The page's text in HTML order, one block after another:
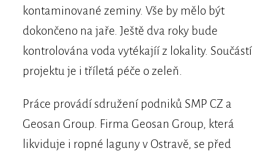
kontaminované zeminy. Vše by mělo být
dokončeno na jaře. Ještě dva roky bude
kontrolována voda vytékajíí z lokality. Součástí
projektu je i tříletá péče o zeleň.
Práce provádí sdružení podniků SMP CZ a
Geosan Group. Firma Geosan Group, která
likviduje i ropné laguny v Ostravě, se před